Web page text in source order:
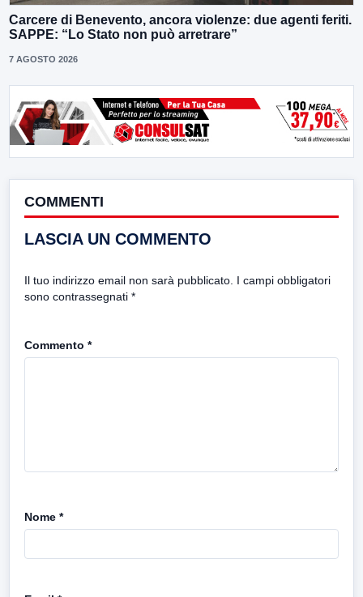
Carcere di Benevento, ancora violenze: due agenti feriti.
SAPPE: “Lo Stato non può arretrare”
7 AGOSTO 2026
COMMENTI
LASCIA UN COMMENTO
Il tuo indirizzo email non sarà pubblicato. I campi obbligatori
sono contrassegnati *
Commento *
Nome *